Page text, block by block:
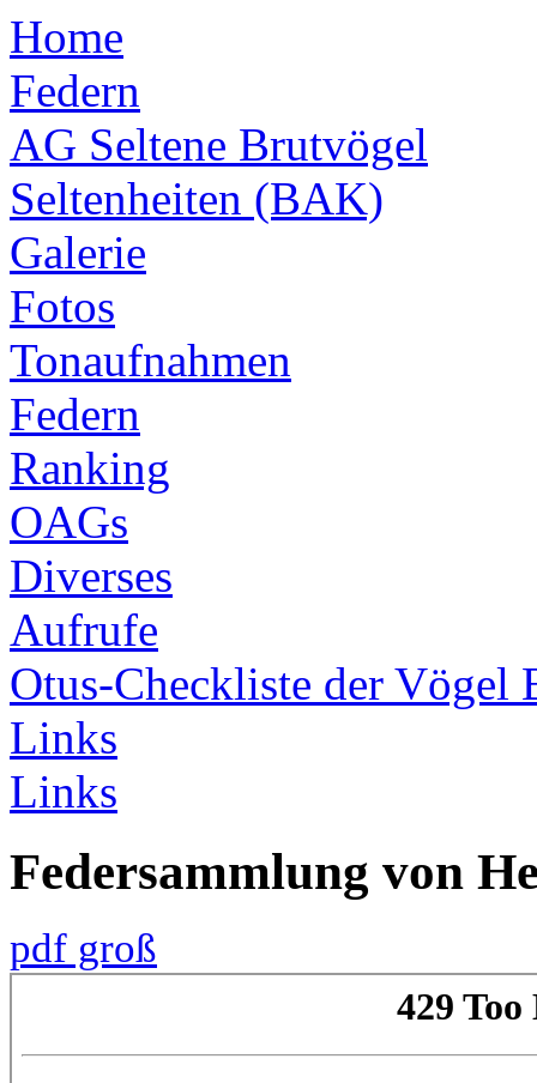
Home
Federn
AG Seltene Brutvögel
Seltenheiten (BAK)
Galerie
Fotos
Tonaufnahmen
Federn
Ranking
OAGs
Diverses
Aufrufe
Otus-Checkliste der Vögel
Links
Links
Federsammlung von
pdf groß